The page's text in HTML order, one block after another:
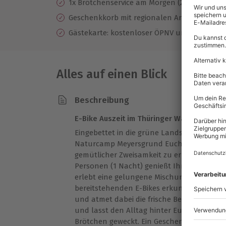
1x Brötchenservice am Morgen (2 Stück pro
Geschenkkorb mit regionalen
Gästekarte: kostenloser ÖPNV und
Alles auf einen Blick
Beschreibung
E-Bike Auszeit im Thüringer Wald
Eingebettet in die grüne Landschaft des
Naturcamp Meyersgrund Euch dazu ein,
gemütlicher Zweisamkeit zu erleben. Bei
Personen (1 Nacht) genießt Ihr die
erlebt eine gelungene Mischung aus
bereitstehenden E-Bikes erkundet Ihr
und atmet dabei die frische Bergluft ein.
und lasst den Alltag hinter Euch. Am
Brötchen geweckt. Ein Geschenkkorb mit